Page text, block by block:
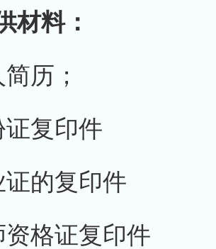
材料：
历；
复印件
的复印件
格证复印件